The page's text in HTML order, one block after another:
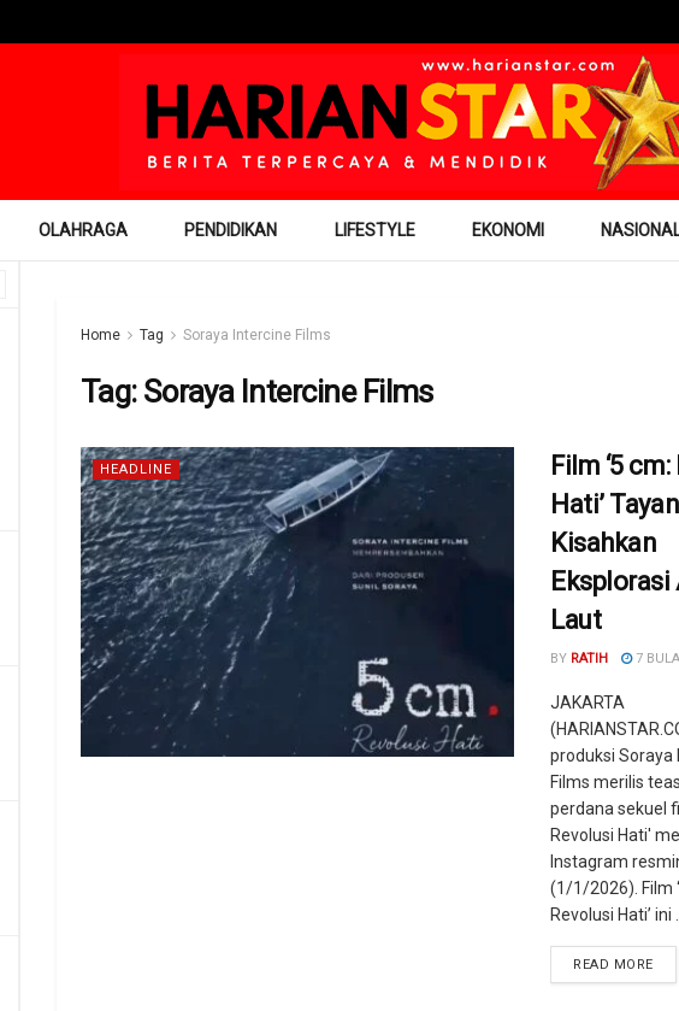
OLAHRAGA PENDIDIKAN LIFESTYLE EKONOMI
Home Tag Soraya Intercine Films
Tag: Soraya Intercine Films
HEADLINE
Film ‘5
Hati’
Kisahkan
Eksplorasi
Laut
BY RATIH 7
JAKARTA
produksi Soraya
Films merilis
perdana sekuel
Revolusi Hati'
Instagram
(1/1/2026). Film
Revolusi Hati’ ini ...
READ MORE